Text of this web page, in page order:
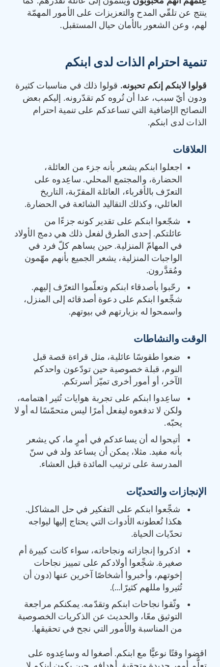
ينتج عن تلقّي المدح والتعزيزات على الأمور المهمّة
لهم، وعن الشعور بالأمان حيال المستقبل.
تنمية احترام الذات لدى ابنكم
قولوا لابنكم إنكم تحبونه. قولوا ذلك في مناسبات كثيرة
ودون أيّ سبب، عدا أن تُروه كم تقدّرونه. إليكم بعض
النصائح الإضافية التي تساعدكم على تنمية احترام
الذات لدى ابنكم.
العلاقات
اجعلوا ابنكم يشعر بأنه جزء من العائلة،
الحضارة، والمجتمع المحلي. ساعِدوه على
التعرّف بالأقرباء، العائلة المقرّبة، التاريخ
العائلي، وكذلك التقاليد الشائعة في الحضارة.
شجّعوا ابنكم على تقدير كونه جزءًا من
عائلتكم. إحدى الطرق لفعل ذلك هي دمج الأولاد
في المهامّ المنزلية. حين يساهم كلّ فرد في
الواجبات المنزلية، يشعر الجميع بأنهم مهّمون
ومُقدَّرون.
رحّبوا بأصدقاء ابنكم وتعلّموا التعرّف إليهم.
شجِّعوا ابنكم على دعوة أصدقائه إلى المنزل،
واسمحوا له بزيارتهم في بيوتهم.
الوقت والنشاطات
ضعوا طقوسًا عائلية، مثل قراءة قصة قبل
النوم، قبلة خصوصية حين تودّعون واحدكم
الآخر، أو أمور أخرى تميّز أسرتكم.
ساعِدوا ابنكم على تجربة هوايات تُثير اهتمامه،
ولكن لا تدفعوه ليفعل أمرًا ليس متحمّسًا له أو لا
يحبّه.
أتيحوا له أن يساعدكم في أمرٍ ما، كي يشعر
بأنه مفيد. مثلا، يمكن أن يساعد ولد في سنّ
المدرسة على ترتيب المائدة قبل العشاء.
الإنجازات والتحديّات
شجِّعوا ابنكم على التفكير في حل المشاكل.
هكذا تُعطونه الأدوات التي يحتاج إليها ليواجه
تحدّيات الحياة.
اذكروا إنجازاته ونجاحاته، سواء كانت كبيرة أم
صغيرة. شجِّعوا أولادكم على تمييز نجاحات
إخوتهم، وأخبروا أشخاصًا آخرين عنها (دون أن
تُثيروا مللهم كثيرًا…).
وثّقوا نجاحات ابنكم وتقدّمه. يمكنكم مراجعة
التوثيق معًا، والحديث عن الذكريات الخصوصية
من المناسبة والأمور التي نجح في تحقيقها.
اقضوا وقتًا نوعيًّا مع ابنكم. أصغوا له وساعِدوه على